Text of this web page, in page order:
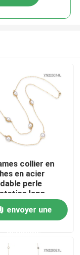
collier en
en acier
perle
long
pendentif
envoyer une